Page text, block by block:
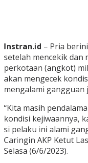
Instran.id – Pria
setelah mencekik dan
perkotaan (angkot)
akan mengecek
mengalami gangguan
“Kita masih
kondisi kejiwaannya,
si pelaku ini alami
Caringin AKP Ketut
Selasa (6/6/2023).